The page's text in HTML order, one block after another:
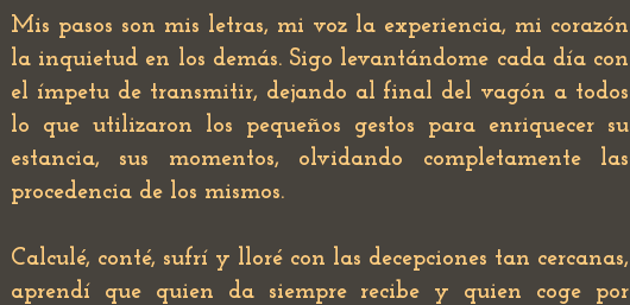
Mis pasos son mis letras, mi voz la experiencia, mi corazón
la inquietud en los demás. Sigo levantándome cada día con
el ímpetu de transmitir, dejando al final del vagón a todos
lo que utilizaron los pequeños gestos para enriquecer su
estancia, sus momentos, olvidando completamente las
procedencia de los mismos.
Calculé, conté, sufrí y lloré con las decepciones tan cercanas,
aprendí que quien da siempre recibe y quien coge por